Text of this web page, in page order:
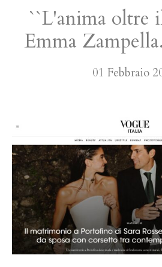
``L'anima oltre
Emma
01 Febbraio